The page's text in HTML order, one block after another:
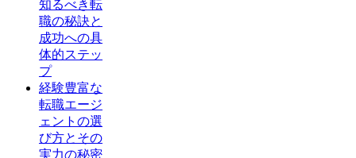
知るべき転
職の秘訣と
成功への具
体的ステッ
プ
経験豊富な
転職エージ
ェントの選
び方とその
実力の秘密